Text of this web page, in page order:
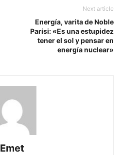
Next article
Energía, varita de Noble
Parisi: «Es una estupidez
tener el sol y pensar en
energía nuclear»
Emet